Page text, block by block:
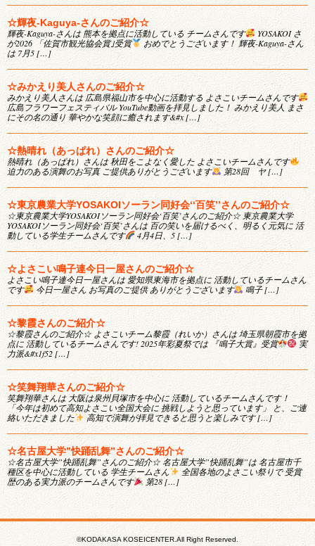
☆輝夜-Kaguya-さんのご紹介☆
輝夜-Kaguya-さんは 熊本を拠点に活動している チームさんです
YOSAKOI さ
が2026 「佐賀市観光協会賞｣受賞
おめでとうございます！ 輝夜-Kaguya-さん
は 7月5 […]
☆みかえり美人さんのご紹介☆
みかえり美人さんは 広島県福山市を中心に活動する よさこいチームさんです
広島フラワーフェスティバル YouTube動画を拝見しました！ みかえり美人 まさ
にその名の通り 華やかな笑顔に癒されます&#x […]
☆熱晴れ（あっぱれ）さんのご紹介☆
熱晴れ（あっぱれ）さんは 秋田をこよなく愛した よさこいチームさんです
迫力のある演舞のお写真 ご提供ありがとうございます
第28回 ヤ […]
☆東京農業大学YOSAKOIソーラン同好会‘‘百笑’’さんのご紹介☆
☆東京農業大学YOSAKOIソーラン同好会‘百笑’さんのご紹介☆ 東京農業大学
YOSAKOIソーラン同好会‘百笑’さんは 百の笑いを届けるべく、明るく元気に 活
動している学生チームさんです
4月4日、5 […]
☆よさこい鳴子連今日一屋さんのご紹介☆
よさこい鳴子連今日一屋さんは 愛知県東海市を拠点に 活動しているチームさん
です
今日一屋さん お写真のご提供 ありがとうございます 鳴子 […]
☆黎霞さんのご紹介☆
☆黎霞さんのご紹介☆ よさこいチーム黎霞（れいか）さんは 埼玉県朝霞市を拠
点に 活動しているチームさんです! 2025年彩夏祭では 『鳴子大賞』受賞
実
力派&#x1f52 […]
☆笑舞翔華さんのご紹介☆
笑舞翔華さんは 大阪は泉州貝塚市を中心に 活動しているチームさんです！
「今年は初めて高知よさこい全国大会に 挑戦しようと思っています」 と、ご連
絡いただきました
高知で演舞が拝見できると思うと楽しみです […]
☆名古屋大学”快踊乱舞”さんのご紹介☆
☆名古屋大学”快踊乱舞”さんのご紹介☆ 名古屋大学”快踊乱舞”は 名古屋市千
種区を中心に活動している 学生チームさん
全国各地のよさこい祭りで 受賞
歴のある実力派のチームさんです
第28 […]
©KODAKASA KOSEICENTER.All Right Reserved.